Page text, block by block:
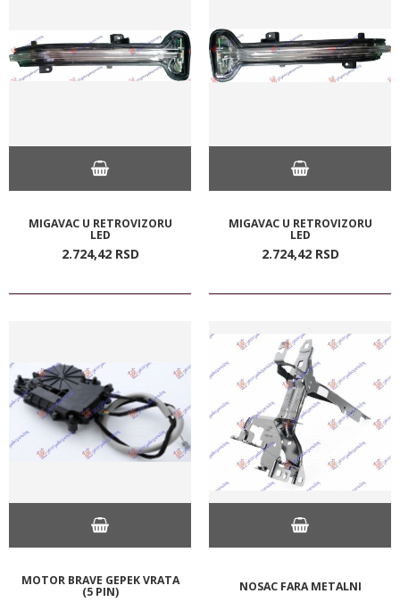
MIGAVAC U RETROVIZORU
LED
2.724,42 RSD
MIGAVAC U RETROVIZORU
LED
2.724,42 RSD
MOTOR BRAVE GEPEK VRATA
(5 PIN) NOSAC FARA METALNI